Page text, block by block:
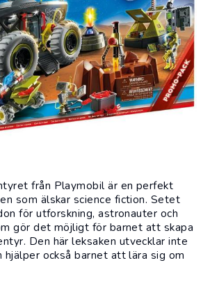
från Playmobil är en perfekt
som älskar science fiction. Setet
för utforskning, astronauter och
gör det möjligt för barnet att skapa
Den här leksaken utvecklar inte
hjälper också barnet att lära sig om